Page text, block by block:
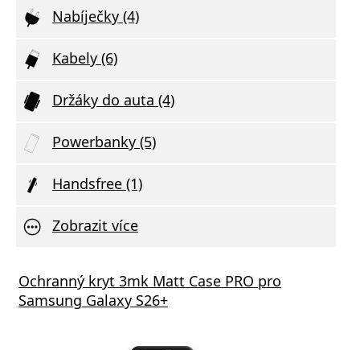
Nabíječky (4)
Kabely (6)
Držáky do auta (4)
Powerbanky (5)
Handsfree (1)
Zobrazit více
Ochranný kryt 3mk Matt Case PRO pro
Samsung Galaxy S26+